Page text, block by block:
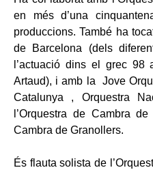
en més d’una
produccions. També ha
de Barcelona (dels
l’actuació dins el grec 98
Artaud), i amb la Jove
Catalunya , Orquestra
l’Orquestra de Cambra
Cambra de Granollers.
És flauta solista de